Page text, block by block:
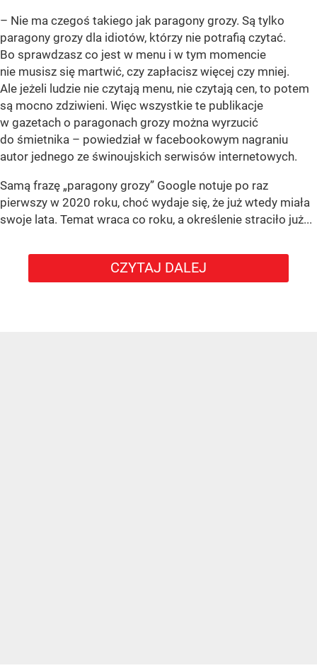
– Nie ma czegoś takiego jak paragony grozy. Są tylko
paragony grozy dla idiotów, którzy nie potrafią czytać.
Bo sprawdzasz co jest w menu i w tym momencie
nie musisz się martwić, czy zapłacisz więcej czy mniej.
Ale jeżeli ludzie nie czytają menu, nie czytają cen, to potem
są mocno zdziwieni. Więc wszystkie te publikacje
w gazetach o paragonach grozy można wyrzucić
do śmietnika – powiedział w facebookowym nagraniu
autor jednego ze świnoujskich serwisów internetowych.
Samą frazę „paragony grozy” Google notuje po raz
pierwszy w 2020 roku, choć wydaje się, że już wtedy miała
swoje lata. Temat wraca co roku, a określenie straciło już...
CZYTAJ DALEJ